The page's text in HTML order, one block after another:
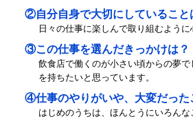
②自分自身で大切にしていること
日々の仕事に楽しんで取り組むように
③この仕事を選んだきっかけは？
飲食店で働くのが小さい頃からの夢
を持ちたいと思っています。
④仕事のやりがいや、大変だった
はじめのうちは、ほんとうにいろん